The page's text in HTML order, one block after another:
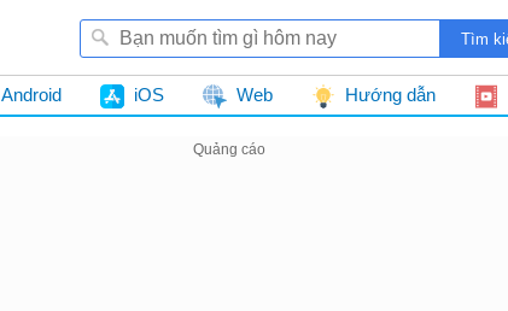
Android iOS Web Hướng dẫn